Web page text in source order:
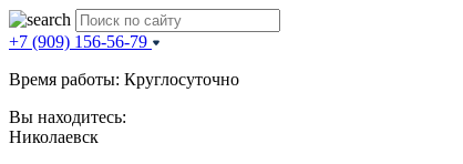
+7 (909) 156-56-79
Время работы: Круглосуточно
Вы находитесь:
Николаевск